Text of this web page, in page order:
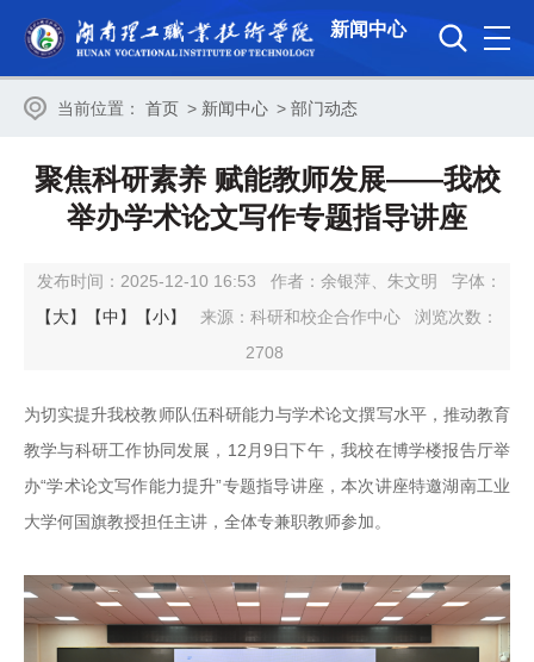
新闻中心
当前位置： 首页 > 新闻中心 > 部门动态
聚焦科研素养 赋能教师发展——我校
举办学术论文写作专题指导讲座
发布时间：2025-12-10 16:53 作者：余银萍、朱文明
字体：
【大】
【中】 【小】 来源：科研和校企合作中心
浏览次数：
2708
为切实提升我校教师队伍科研能力与学术论文撰写水平，推动教育
教学与科研工作协同发展，12月9日下午，我校在博学楼报告厅举
办“学术论文写作能力提升”专题指导讲座，本次讲座特邀湖南工业
大学何国旗教授担任主讲，全体专兼职教师参加。